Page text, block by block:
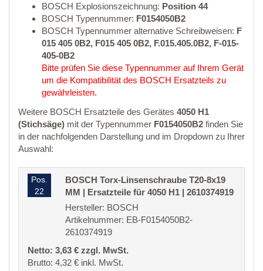
BOSCH Explosionszeichnung: Position 44
BOSCH Typennummer: F0154050B2
BOSCH Typennummer alternative Schreibweisen: F
015 405 0B2, F015 405 0B2, F.015.405.0B2, F-015-
405-0B2
Bitte prüfen Sie diese Typennummer auf Ihrem Gerät
um die Kompatibilität des BOSCH Ersatzteils zu
gewährleisten.
Weitere BOSCH Ersatzteile des Gerätes 4050 H1
(Stichsäge) mit der Typennummer F0154050B2 finden Sie
in der nachfolgenden Darstellung und im Dropdown zu Ihrer
Auswahl:
Pos.
22
BOSCH Torx-Linsenschraube T20-8x19
MM | Ersatzteile für 4050 H1 | 2610374919
Hersteller: BOSCH
Artikelnummer: EB-F0154050B2-
2610374919
Netto: 3,63 € zzgl. MwSt.
Brutto: 4,32 € inkl. MwSt.